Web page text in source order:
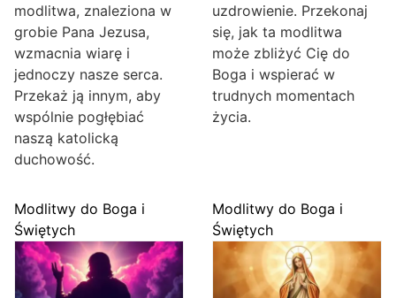
modlitwa, znaleziona w
grobie Pana Jezusa,
wzmacnia wiarę i
jednoczy nasze serca.
Przekaż ją innym, aby
wspólnie pogłębiać
naszą katolicką
duchowość.
uzdrowienie. Przekonaj
się, jak ta modlitwa
może zbliżyć Cię do
Boga i wspierać w
trudnych momentach
życia.
Modlitwy do Boga i
Świętych
Modlitwy do Boga i
Świętych